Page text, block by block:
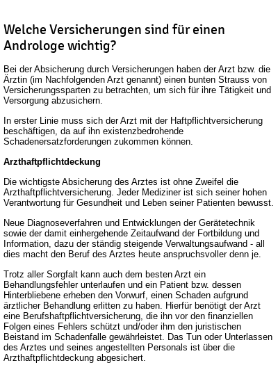
Welche Versicherungen sind für einen
Androloge wichtig?
Bei der Absicherung durch Versicherungen haben der Arzt bzw. die
Ärztin (im Nachfolgenden Arzt genannt) einen bunten Strauss von
Versicherungssparten zu betrachten, um sich für ihre Tätigkeit und
Versorgung abzusichern.
In erster Linie muss sich der Arzt mit der Haftpflichtversicherung
beschäftigen, da auf ihn existenzbedrohende
Schadenersatzforderungen zukommen können.
Arzthaftpflichtdeckung
Die wichtigste Absicherung des Arztes ist ohne Zweifel die
Arzthaftpflichtversicherung. Jeder Mediziner ist sich seiner hohen
Verantwortung für Gesundheit und Leben seiner Patienten bewusst.
Neue Diagnoseverfahren und Entwicklungen der Gerätetechnik
sowie der damit einhergehende Zeitaufwand der Fortbildung und
Information, dazu der ständig steigende Verwaltungsaufwand - all
dies macht den Beruf des Arztes heute anspruchsvoller denn je.
Trotz aller Sorgfalt kann auch dem besten Arzt ein
Behandlungsfehler unterlaufen und ein Patient bzw. dessen
Hinterbliebene erheben den Vorwurf, einen Schaden aufgrund
ärztlicher Behandlung erlitten zu haben. Hierfür benötigt der Arzt
eine Berufshaftpflichtversicherung, die ihn vor den finanziellen
Folgen eines Fehlers schützt und/oder ihm den juristischen
Beistand im Schadenfalle gewährleistet. Das Tun oder Unterlassen
des Arztes und seines angestellten Personals ist über die
Arzthaftpflichtdeckung abgesichert.